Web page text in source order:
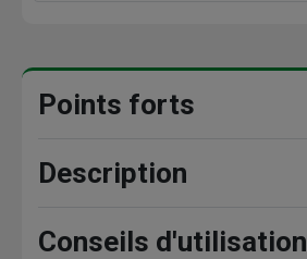
Points forts
Description
Conseils d'utilisation